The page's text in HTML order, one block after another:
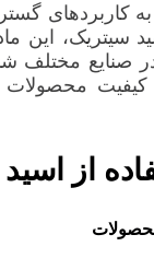
به کاربردهای
سیتریک، این
صنایع مختلف
کیفیت
از